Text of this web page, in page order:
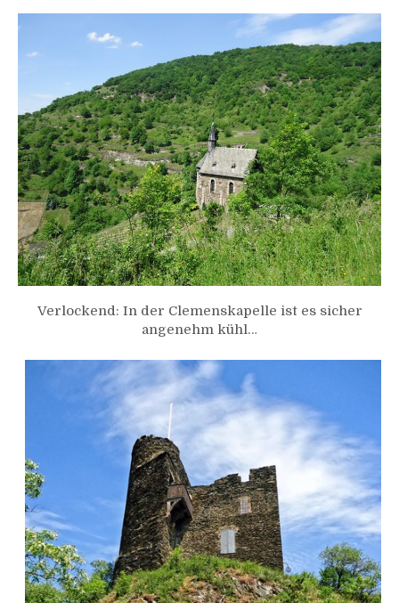
Verlockend: In der Clemenskapelle ist es sicher
angenehm kühl…